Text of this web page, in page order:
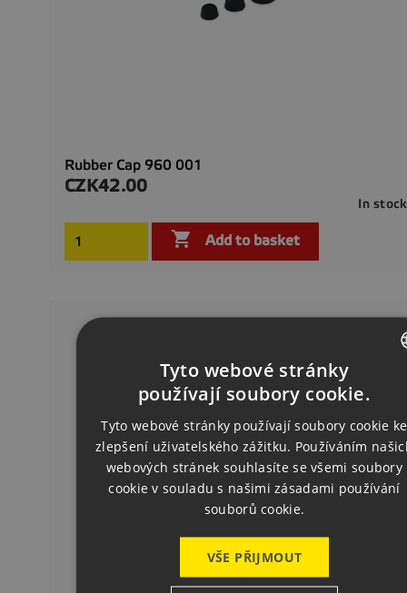
Rubber Cap 960 001
Price
CZK42.00
In stock
 Add to basket
ENGLISH
GERMAN
Tyto webové stránky
používají soubory cookie.
Tyto webové stránky používají soubory cookie ke
zlepšení uživatelského zážitku. Používáním
webových stránek souhlasíte se všemi soubory
cookie v souladu s našimi zásadami používání
souborů cookie.
VŠE PŘIJMOUT